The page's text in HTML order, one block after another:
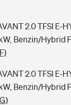
2.0 TFSI E-
Benzin/Hybrid
2.0 TFSI E-
Benzin/Hybrid